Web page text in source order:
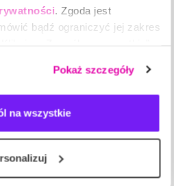
. Zgoda jest
bądź ograniczyć jej zakres
Twoich danych osobowych.
Pokaż szczegóły
na wszystkie
zatrudnienia
często lepiej pasują
na tyle dobrze, że
za pomocą poleceń
niż korzystanie z agencji
mogą pomóc
zespół, w którym ludzie